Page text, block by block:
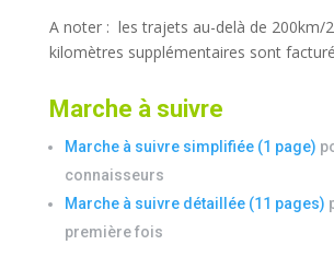
A noter : les trajets au-delà de 200km/
kilomètres supplémentaires sont
Marche à suivre
Marche à suivre simplifiée (1 page)
connaisseurs
Marche à suivre détaillée (11 pages)
première fois